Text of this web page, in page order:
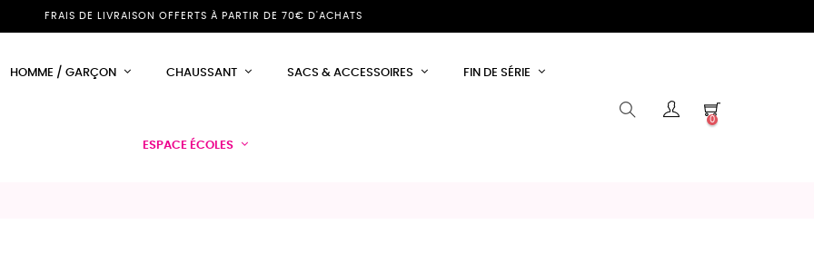
FRAIS DE LIVRAISON OFFERTS À PARTIR DE 70€ D'ACHATS
HOMME / GARÇON CHAUSSANT SACS & ACCESSOIRES FIN DE SÉRIE
ESPACE ÉCOLES
0